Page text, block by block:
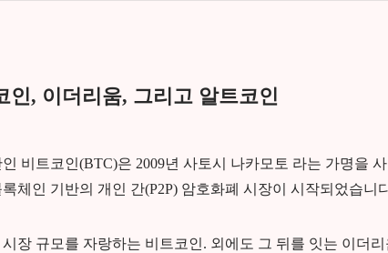
인, 이더리움, 그리고 알트코인
비트코인(BTC)은 2009년 사토시 나카모토 라는 가명을
체인 기반의 개인 간(P2P) 암호화폐 시장이 시작되었습니
장 규모를 자랑하는 비트코인. 외에도 그 뒤를 잇는 이더